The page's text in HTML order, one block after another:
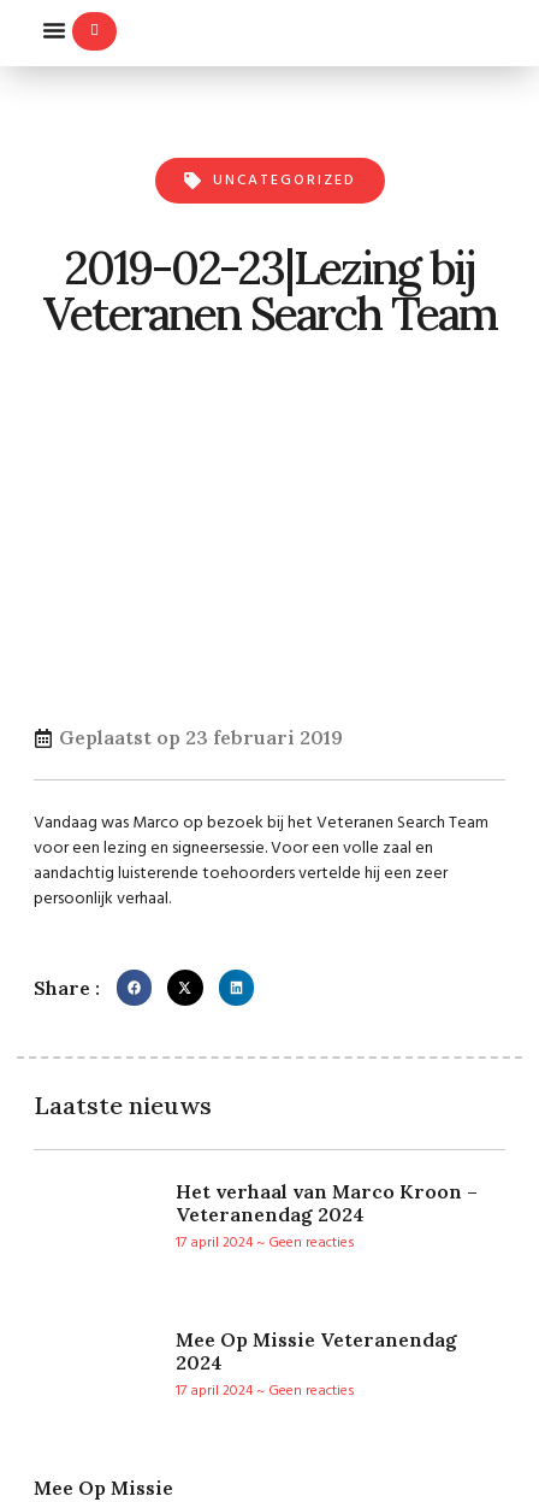
UNCATEGORIZED
2019-02-23|Lezing bij
Veteranen Search Team
Geplaatst op 23 februari 2019
Vandaag was Marco op bezoek bij het Veteranen Search Team
voor een lezing en signeersessie. Voor een volle zaal en
aandachtig luisterende toehoorders vertelde hij een zeer
persoonlijk verhaal.
Share :
Laatste nieuws
Het verhaal van Marco Kroon –
Veteranendag 2024
17 april 2024
Geen reacties
Mee Op Missie Veteranendag
2024
17 april 2024
Geen reacties
Mee Op Missie